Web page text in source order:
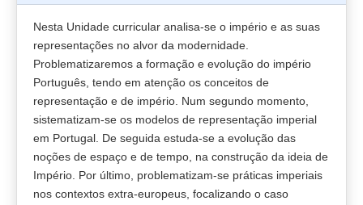
Nesta Unidade curricular analisa-se o império e as suas
representações no alvor da modernidade.
Problematizaremos a formação e evolução do império
Português, tendo em atenção os conceitos de
representação e de império. Num segundo momento,
sistematizam-se os modelos de representação imperial
em Portugal. De seguida estuda-se a evolução das
noções de espaço e de tempo, na construção da ideia de
Império. Por último, problematizam-se práticas imperiais
nos contextos extra-europeus, focalizando o caso